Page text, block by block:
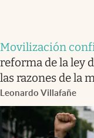
Movilización
reforma de la ley
las razones de la
Leonardo Villafañe